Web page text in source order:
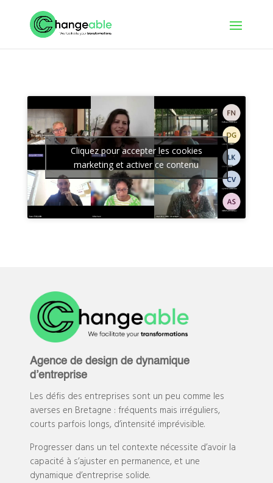
Cliquez pour accepter les cookies
marketing et activer ce contenu
Agence de design de dynamique
d’entreprise
Les défis des entreprises sont un peu comme les
averses en Bretagne : fréquents mais irréguliers,
courts parfois longs, d’intensité imprévisible.
Progresser dans un tel contexte nécessite d’avoir la
capacité à s’ajuster en permanence, et une
dynamique d’entreprise solide.